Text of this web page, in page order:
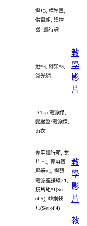
燈*3, 標準罩,
供電組, 遙控
器, 攜行袋
燈*3, 腳架*3,
減光網
教
學
影
片
D-Tap 電源線,
變壓器/電源線,
雨衣
專用攜行箱, 葉
片 *1, 專用穩
壓器×1, 燈頭
電源連接線×1,
鏡片組*1(Set
of 5), 紗網袋
*1(Set of 4)
教
學
影
片
教